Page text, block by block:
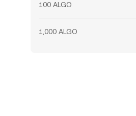
100 ALGO
1,000 ALGO